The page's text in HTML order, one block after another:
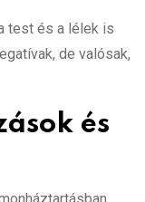
test és a lélek is
de valósak,
és